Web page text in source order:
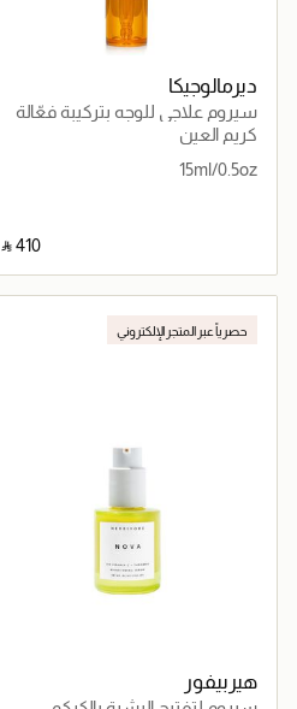
ديرمالوجيكا
سيروم علاجي للوجه بتركيبة فعّالة
متقدمة
كريم العين
15ml/0.5oz
‎ ⃁ ⁦410⁩ ‎
جاري تحميل التفاصيل
حصرياً عبر المتجر الإلكتروني
هيربيفور